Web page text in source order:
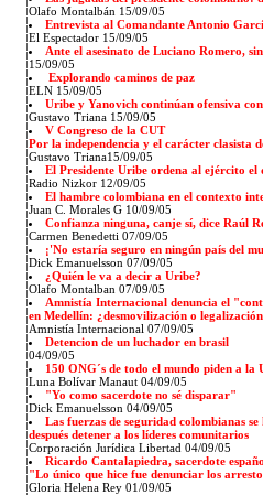
Olafo Montalbán 15/09/05
Entrevista al Comandante Antonio
El Espectador 15/09/05
Ante el asesinato de Luciano Romero,
15/09/05
Explorando caminos de paz
ELN 15/09/05
Uribe y Yanovich continúan ofensiva
Gustavo Triana 15/09/05
V Congreso de la CUT
Por la independencia y el carácter clasista
Gustavo Triana15/09/05
El Presidente Uribe ordena al ejército el
Radio Nizkor 12/09/05
El hambre colombiana en el contexto
Juan C. Morales G 10/09/05
Confianza ninguna, canje sí, dice Raúl
Carmen Benedetti 07/09/05
¡'No estaría seguro en ningún país del
Dick Emanuelsson 07/09/05
¿Quién le va a decir a Uribe?
Olafo Montalban 07/09/05
Amnistía Internacional denuncia el
en Medellín: ¿desmovilización o
Amnistía Internacional 07/09/05
Detencion de un luchador en brasil
04/09/05
150 ONG´s de todo el mundo piden a
Luna Bolívar Manaut 04/09/05
"Yo como sacerdote no sé disparar"
Dick Emanuelsson 04/09/05
Las fuerzas de seguridad colombianas
después detener a los líderes comunitarios
Corporación Jurídica Libertad 04/09/05
Ricardo Cantalapiedra, sacerdote
"Lo único que hice fue denunciar los
Gloria Helena Rey 01/09/05